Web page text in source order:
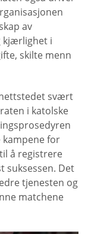
av
kjærlighet i
skilte menn
svært
i katolske
kampene for
å registrere
suksessen. Det
tjenesten og
matchene